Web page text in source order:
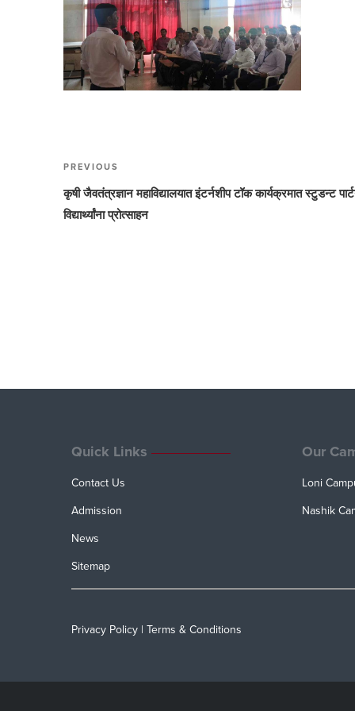
Post
navigation
Previous
Post
PREVIOUS
कृषी जैवतंत्रज्ञान महाविद्यालयात इंटर्नशीप टॉक कार्यक्रमात स्टुडन्ट
विद्यार्थ्यांना प्रोत्साहन
Quick Links
Contact Us
Admission
News
Sitemap
Our
Loni
Nashik
Privacy Policy | Terms & Conditions